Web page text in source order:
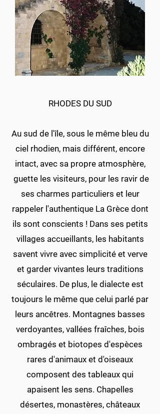
RHODES DU SUD
Au sud de l'île, sous le même bleu du
ciel rhodien, mais différent, encore
intact, avec sa propre atmosphère,
guette les visiteurs, pour les ravir de
ses charmes particuliers et leur
rappeler l'authentique La Grèce dont
ils sont conscients ! Dans ses petits
villages accueillants, les habitants
savent vivre avec simplicité et verve
et garder vivantes leurs traditions
séculaires. De plus, le dialecte est
toujours le même que celui parlé par
leurs ancêtres. Montagnes basses
verdoyantes, vallées fraîches, bois
ombragés et biotopes d'espèces
rares d'animaux et d'oiseaux
composent des tableaux qui
apaisent les sens. Chapelles
désertes, monastères, châteaux